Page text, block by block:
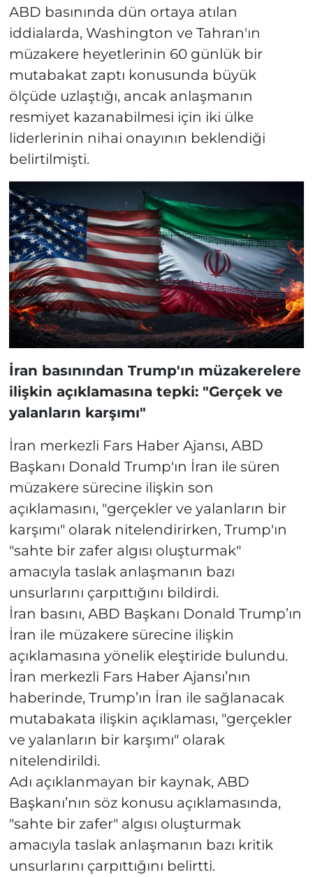
ABD basınında dün ortaya atılan
iddialarda, Washington ve Tahran'ın
müzakere heyetlerinin 60 günlük bir
mutabakat zaptı konusunda büyük
ölçüde uzlaştığı, ancak anlaşmanın
resmiyet kazanabilmesi için iki ülke
liderlerinin nihai onayının beklendiği
belirtilmişti.
İran basınından Trump'ın müzakerelere
ilişkin açıklamasına tepki: "Gerçek ve
yalanların karşımı"
İran merkezli Fars Haber Ajansı, ABD
Başkanı Donald Trump'ın İran ile süren
müzakere sürecine ilişkin son
açıklamasını, "gerçekler ve yalanların bir
karşımı" olarak nitelendirirken, Trump'ın
"sahte bir zafer algısı oluşturmak"
amacıyla taslak anlaşmanın bazı
unsurlarını çarpıttığını bildirdi.
İran basını, ABD Başkanı Donald Trump’ın
İran ile müzakere sürecine ilişkin
açıklamasına yönelik eleştiride bulundu.
İran merkezli Fars Haber Ajansı’nın
haberinde, Trump’ın İran ile sağlanacak
mutabakata ilişkin açıklaması, "gerçekler
ve yalanların bir karşımı" olarak
nitelendirildi.
Adı açıklanmayan bir kaynak, ABD
Başkanı’nın söz konusu açıklamasında,
"sahte bir zafer" algısı oluşturmak
amacıyla taslak anlaşmanın bazı kritik
unsurlarını çarpıttığını belirtti.